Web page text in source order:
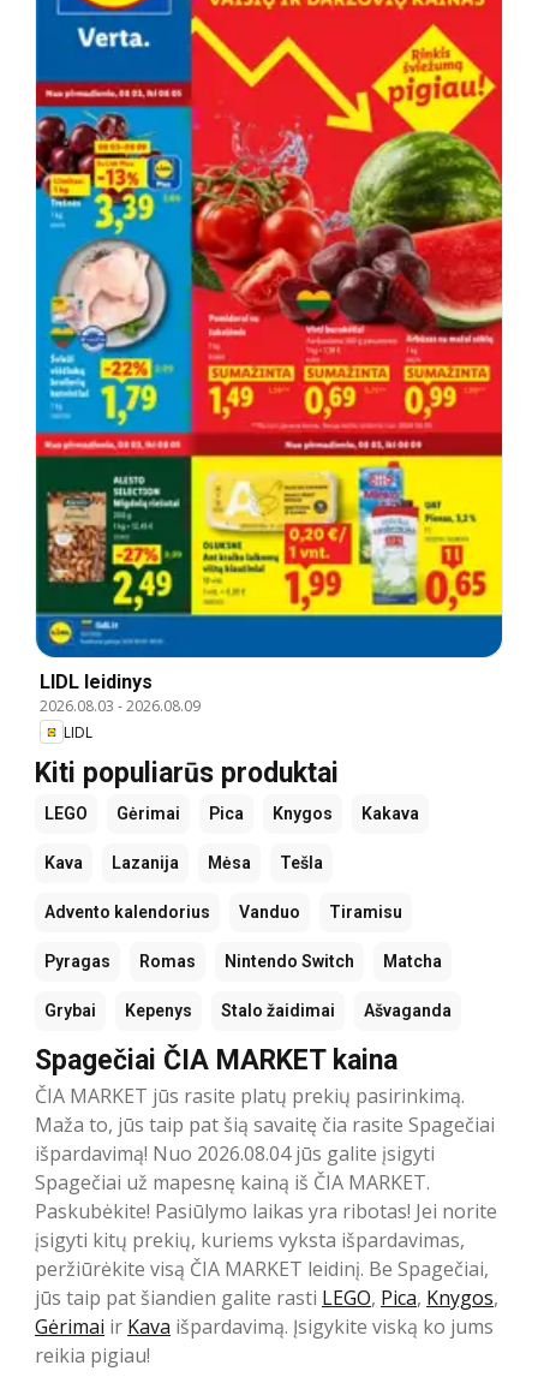
LIDL leidinys
2026.08.03 -2026.08.09
LIDL
Kiti populiarūs produktai
LEGO Gėrimai Pica Knygos Kakava
Kava Lazanija Mėsa Tešla
Advento kalendorius Vanduo Tiramisu
Pyragas Romas Nintendo Switch Matcha
Grybai Kepenys Stalo žaidimai Ašvaganda
Spagečiai ČIA MARKET kaina
ČIA MARKET jūs rasite platų prekių pasirinkimą.
Maža to, jūs taip pat šią savaitę čia rasite Spagečiai
išpardavimą! Nuo 2026.08.04 jūs galite įsigyti
Spagečiai už mapesnę kainą iš ČIA MARKET.
Paskubėkite! Pasiūlymo laikas yra ribotas! Jei norite
įsigyti kitų prekių, kuriems vyksta išpardavimas,
peržiūrėkite visą ČIA MARKET leidinį. Be Spagečiai,
jūs taip pat šiandien galite rasti LEGO, Pica, Knygos,
Gėrimai ir Kava išpardavimą. Įsigykite viską ko jums
reikia pigiau!